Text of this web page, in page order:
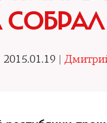
2015.01.19 |